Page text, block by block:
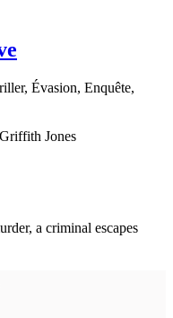
Évasion, Enquête,
Griffith Jones
a criminal escapes